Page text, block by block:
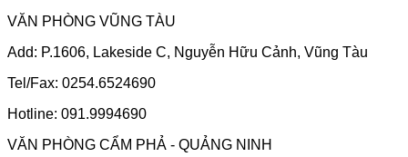
VĂN PHÒNG VŨNG TÀU
Add: P.1606, Lakeside C, Nguyễn Hữu Cảnh, Vũng Tàu
Tel/Fax: 0254.6524690
Hotline: 091.9994690
VĂN PHÒNG CẨM PHẢ - QUẢNG NINH